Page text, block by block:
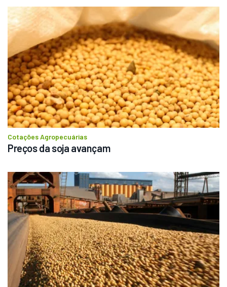
Cotações Agropecuárias
Preços da soja avançam